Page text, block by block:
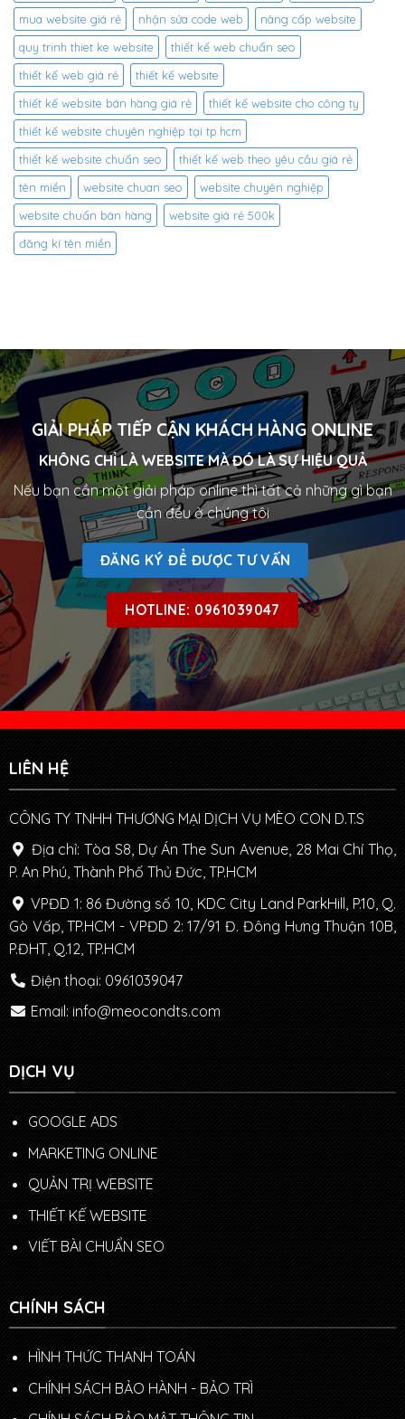
mua website giá rẻ
nhận sửa code web
nâng cấp website
quy trinh thiet ke website
thiết kế web chuẩn seo
thiết kế web giá rẻ
thiết kế website
thiết kế website bán hàng giá rẻ
thiết kế website cho công ty
thiết kế website chuyên nghiệp tại tp.hcm
thiết kế website chuẩn seo
thiết kế web theo yêu cầu giá rẻ
tên miền
website chuan seo
website chuyên nghiệp
website chuẩn bán hàng
website giá rẻ 500k
đăng kí tên miền
GIẢI PHÁP TIẾP CẬN KHÁCH HÀNG ONLINE
KHÔNG CHỈ LÀ WEBSITE MÀ ĐÓ LÀ SỰ HIỆU QUẢ
Nếu bạn cần một giải pháp online thì tất cả những gì bạn
cần đều ở chúng tôi
ĐĂNG KÝ ĐỂ ĐƯỢC TƯ VẤN
HOTLINE: 0961039047
LIÊN HỆ
CÔNG TY TNHH THƯƠNG MẠI DỊCH VỤ MÈO CON D.T.S
Địa chỉ: Tòa S8, Dự Án The Sun Avenue, 28 Mai Chí Thọ,
P. An Phú, Thành Phố Thủ Đức, TP.HCM
VPĐD 1: 86 Đường số 10, KDC City Land ParkHill, P.10, Q.
Gò Vấp, TP.HCM - VPĐD 2: 17/91 Đ. Đông Hưng Thuận 10B,
P.ĐHT, Q.12, TP.HCM
Điện thoại: 0961039047
Email: info@meocondts.com
DỊCH VỤ
GOOGLE ADS
MARKETING ONLINE
QUẢN TRỊ WEBSITE
THIẾT KẾ WEBSITE
VIẾT BÀI CHUẨN SEO
CHÍNH SÁCH
HÌNH THỨC THANH TOÁN
CHÍNH SÁCH BẢO HÀNH - BẢO TRÌ